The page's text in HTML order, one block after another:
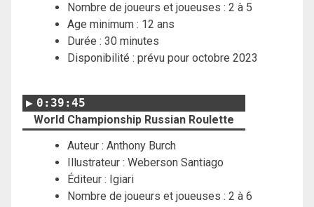
Nombre de joueurs et joueuses : 2 à 5
Age minimum : 12 ans
Durée : 30 minutes
Disponibilité : prévu pour octobre 2023
0:39:45
World Championship Russian Roulette
Auteur : Anthony Burch
Illustrateur : Weberson Santiago
Éditeur : Igiari
Nombre de joueurs et joueuses : 2 à 6